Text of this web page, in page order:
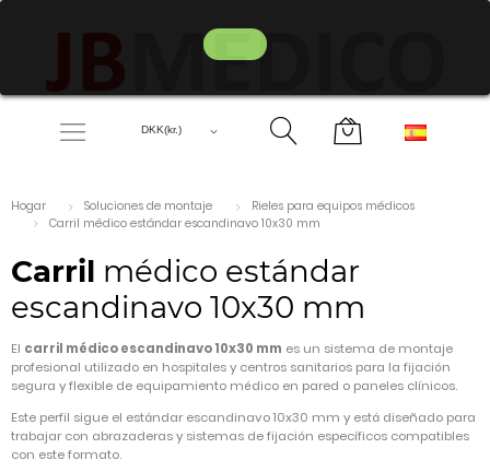
Hogar Soluciones de montaje
Rieles para equipos médicos
Carril médico estándar escandinavo 10x30 mm
Carril médico estándar
escandinavo 10x30 mm
El carril médico escandinavo 10x30 mm es un sistema de montaje
profesional utilizado en hospitales y centros sanitarios para la fijación
segura y flexible de equipamiento médico en pared o paneles clínicos.
Este perfil sigue el estándar escandinavo 10x30 mm y está diseñado para
trabajar con abrazaderas y sistemas de fijación específicos compatibles
con este formato.